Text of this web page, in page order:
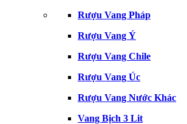
Rượu Vang Pháp
Rượu Vang Ý
Rượu Vang Chile
Rượu Vang Úc
Rượu Vang Nước Khác
Vang Bịch 3 Lit